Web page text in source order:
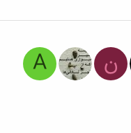
ن A